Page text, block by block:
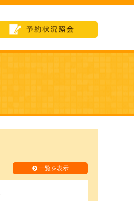
一覧を表示